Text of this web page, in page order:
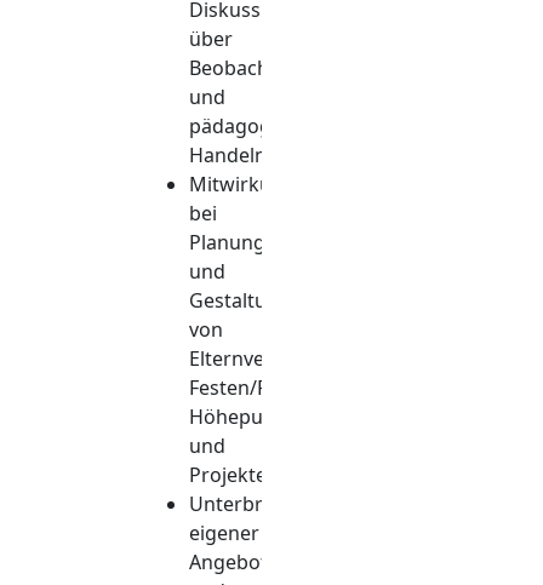
Diskussion
über
Beobachtungen
und
pädagogisches
Handeln
Mitwirkung
bei
Planung
und
Gestaltung
von
Elternveranstaltungen,
Festen/Feiern,
Höhepunkten
und
Projekten
Unterbreitung
eigener
Angebote